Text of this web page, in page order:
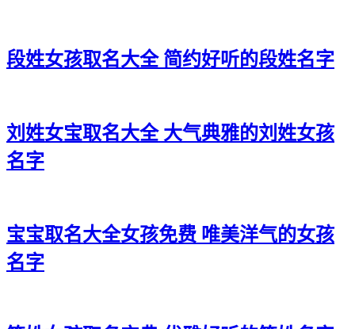
段姓女孩取名大全 简约好听的段姓名字
刘姓女宝取名大全 大气典雅的刘姓女孩
名字
宝宝取名大全女孩免费 唯美洋气的女孩
名字